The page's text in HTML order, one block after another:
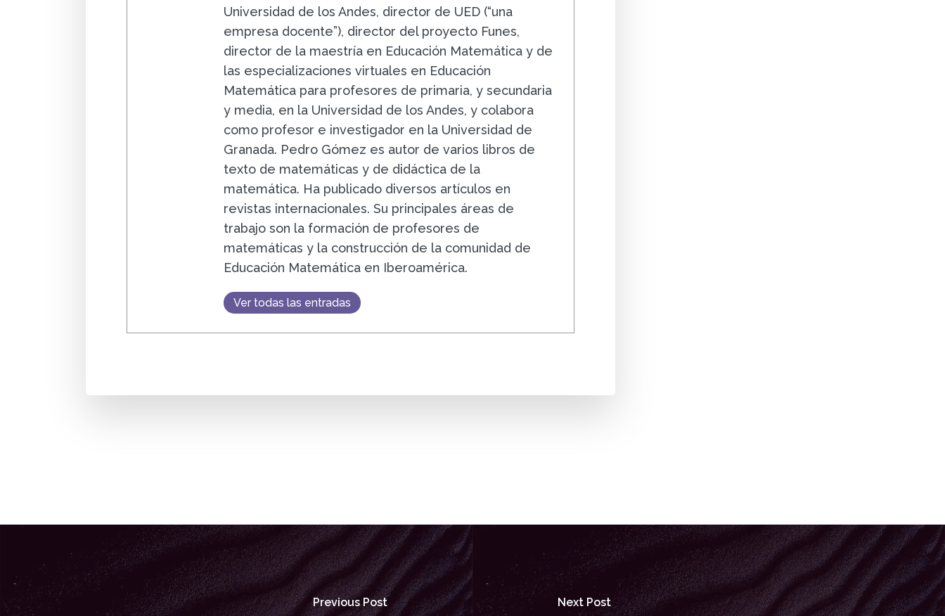
Universidad de los Andes, director de UED (“una
empresa docente”), director del proyecto Funes,
director de la maestría en Educación Matemática y de
las especializaciones virtuales en Educación
Matemática para profesores de primaria, y secundaria
y media, en la Universidad de los Andes, y colabora
como profesor e investigador en la Universidad de
Granada. Pedro Gómez es autor de varios libros de
texto de matemáticas y de didáctica de la
matemática. Ha publicado diversos artículos en
revistas internacionales. Su principales áreas de
trabajo son la formación de profesores de
matemáticas y la construcción de la comunidad de
Educación Matemática en Iberoamérica.
Ver todas las entradas
Previous Post Next Post